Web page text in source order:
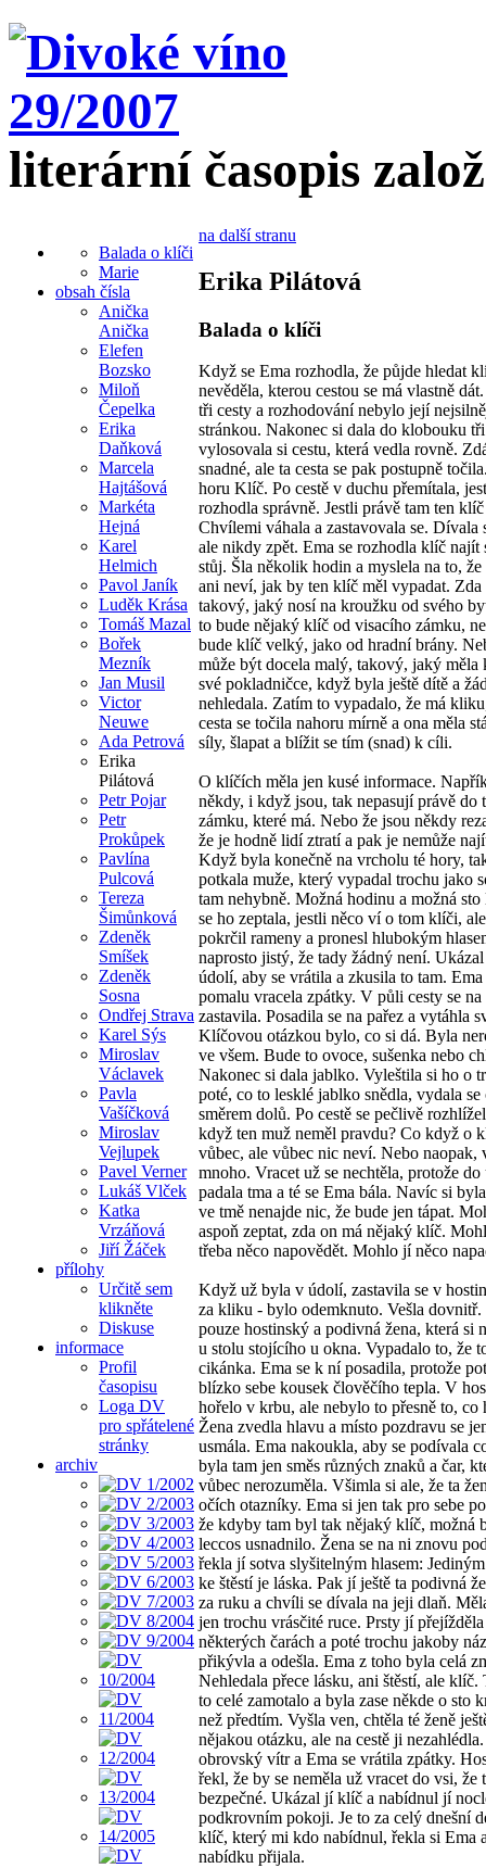
literární časopis
Balada o klíči
Marie
obsah čísla
Anička
Anička
Elefen
Bozsko
Miloň
Čepelka
Erika
Daňková
Marcela
Hajtášová
Markéta
Hejná
Karel
Helmich
Pavol Janík
Luděk Krása
Tomáš Mazal
Bořek
Mezník
Jan Musil
Victor
Neuwe
Ada Petrová
Erika
Pilátová
Petr Pojar
Petr
Prokůpek
Pavlína
Pulcová
Tereza
Šimůnková
Zdeněk
Smíšek
Zdeněk
Sosna
Ondřej Strava
Karel Sýs
Miroslav
Václavek
Pavla
Vašíčková
Miroslav
Vejlupek
Pavel Verner
Lukáš Vlček
Katka
Vrzáňová
Jiří Žáček
přílohy
Určitě sem
klikněte
Diskuse
informace
Profil
časopisu
Loga DV
pro spřátelené
stránky
archiv
na další stranu
Erika Pilátová
Balada o klíči
Když se Ema rozhodla, že půjde hledat
nevěděla, kterou cestou se má vlastně
tři cesty a rozhodování nebylo její
stránkou. Nakonec si dala do klobouku
vylosovala si cestu, která vedla rovně.
snadné, ale ta cesta se pak postupně
horu Klíč. Po cestě v duchu přemítala,
rozhodla správně. Jestli právě tam ten
Chvílemi váhala a zastavovala se. Dívala
ale nikdy zpět. Ema se rozhodla klíč najít
stůj. Šla několik hodin a myslela na to, že
ani neví, jak by ten klíč měl vypadat. Zda
takový, jaký nosí na kroužku od svého
to bude nějaký klíč od visacího zámku,
bude klíč velký, jako od hradní brány.
může být docela malý, takový, jaký měla
své pokladničce, když byla ještě dítě a
nehledala. Zatím to vypadalo, že má
cesta se točila nahoru mírně a ona měla
síly, šlapat a blížit se tím (snad) k cíli.
O klíčích měla jen kusé informace.
někdy, i když jsou, tak nepasují právě do
zámku, které má. Nebo že jsou někdy
že je hodně lidí ztratí a pak je nemůže
Když byla konečně na vrcholu té hory,
potkala muže, který vypadal trochu jako
tam nehybně. Možná hodinu a možná sto
se ho zeptala, jestli něco ví o tom klíči,
pokrčil rameny a pronesl hlubokým
naprosto jistý, že tady žádný není.
údolí, aby se vrátila a zkusila to tam. Ema
pomalu vracela zpátky. V půli cesty se
zastavila. Posadila se na pařez a vytáhla
Klíčovou otázkou bylo, co si dá. Byla
ve všem. Bude to ovoce, sušenka nebo
Nakonec si dala jablko. Vyleštila si ho o
poté, co to lesklé jablko snědla, vydala se
směrem dolů. Po cestě se pečlivě
když ten muž neměl pravdu? Co když o
vůbec, ale vůbec nic neví. Nebo naopak,
mnoho. Vracet už se nechtěla, protože
padala tma a té se Ema bála. Navíc si
ve tmě nenajde nic, že bude jen tápat.
aspoň zeptat, zda on má nějaký klíč.
třeba něco napovědět. Mohlo jí něco
Když už byla v údolí, zastavila se v
za kliku - bylo odemknuto. Vešla dovnitř.
pouze hostinský a podivná žena, která si
u stolu stojícího u okna. Vypadalo to, že
cikánka. Ema se k ní posadila, protože
blízko sebe kousek člověčího tepla. V
hořelo v krbu, ale nebylo to přesně to, co
Žena zvedla hlavu a místo pozdravu se
usmála. Ema nakoukla, aby se podívala
byla tam jen směs různých znaků a čar,
vůbec nerozuměla. Všimla si ale, že ta
očích otazníky. Ema si jen tak pro sebe
že kdyby tam byl tak nějaký klíč, možná
leccos usnadnilo. Žena se na ni znovu
řekla jí sotva slyšitelným hlasem:
ke štěstí je láska. Pak jí ještě ta podivná
za ruku a chvíli se dívala na jeji dlaň.
jen trochu vrásčité ruce. Prsty jí
některých čarách a poté trochu jakoby
přikývla a odešla. Ema z toho byla celá
Nehledala přece lásku, ani štěstí, ale klíč.
to celé zamotalo a byla zase někde o sto
než předtím. Vyšla ven, chtěla té ženě
nějakou otázku, ale na cestě ji
obrovský vítr a Ema se vrátila zpátky.
řekl, že by se neměla už vracet do vsi, že
bezpečné. Ukázal jí klíč a nabídnul jí
podkrovním pokoji. Je to za celý dnešní
klíč, který mi kdo nabídnul, řekla si Ema
nabídku přijala.